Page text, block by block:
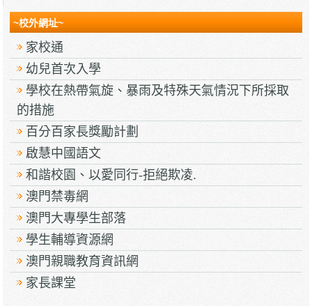
~校外網址~
家校通
幼兒首次入學
學校在熱帶氣旋、暴雨及特殊天氣情況下所採取
的措施
百分百家長獎勵計劃
啟慧中國語文
和諧校園、以愛同行-拒絕欺凌.
澳門禁毒網
澳門大專學生部落
學生輔導資源網
澳門親職教育資訊網
家長課堂